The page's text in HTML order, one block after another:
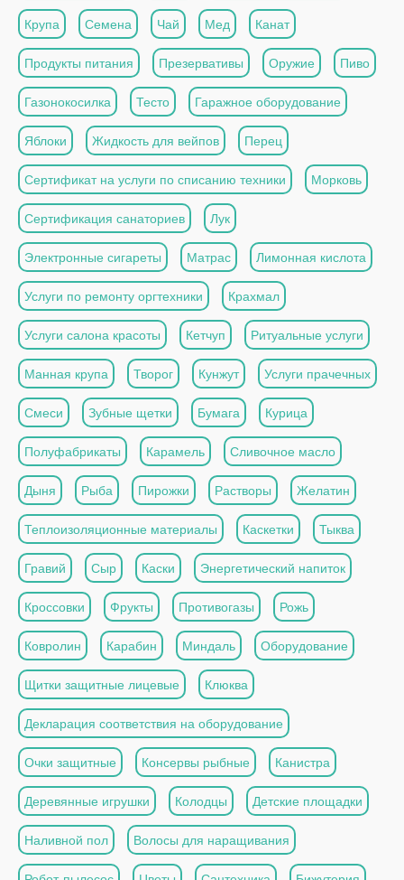
Крупа Семена Чай Мед Канат
Продукты питания Презервативы Оружие Пиво
Газонокосилка Тесто Гаражное оборудование
Яблоки Жидкость для вейпов Перец
Сертификат на услуги по списанию техники Морковь
Сертификация санаториев Лук
Электронные сигареты Матрас Лимонная кислота
Услуги по ремонту оргтехники Крахмал
Услуги салона красоты Кетчуп Ритуальные услуги
Манная крупа Творог Кунжут Услуги прачечных
Смеси Зубные щетки Бумага Курица
Полуфабрикаты Карамель Сливочное масло
Дыня Рыба Пирожки Растворы Желатин
Теплоизоляционные материалы Каскетки Тыква
Гравий Сыр Каски Энергетический напиток
Кроссовки Фрукты Противогазы Рожь
Ковролин Карабин Миндаль Оборудование
Щитки защитные лицевые Клюква
Декларация соответствия на оборудование
Очки защитные Консервы рыбные Канистра
Деревянные игрушки Колодцы Детские площадки
Наливной пол Волосы для наращивания